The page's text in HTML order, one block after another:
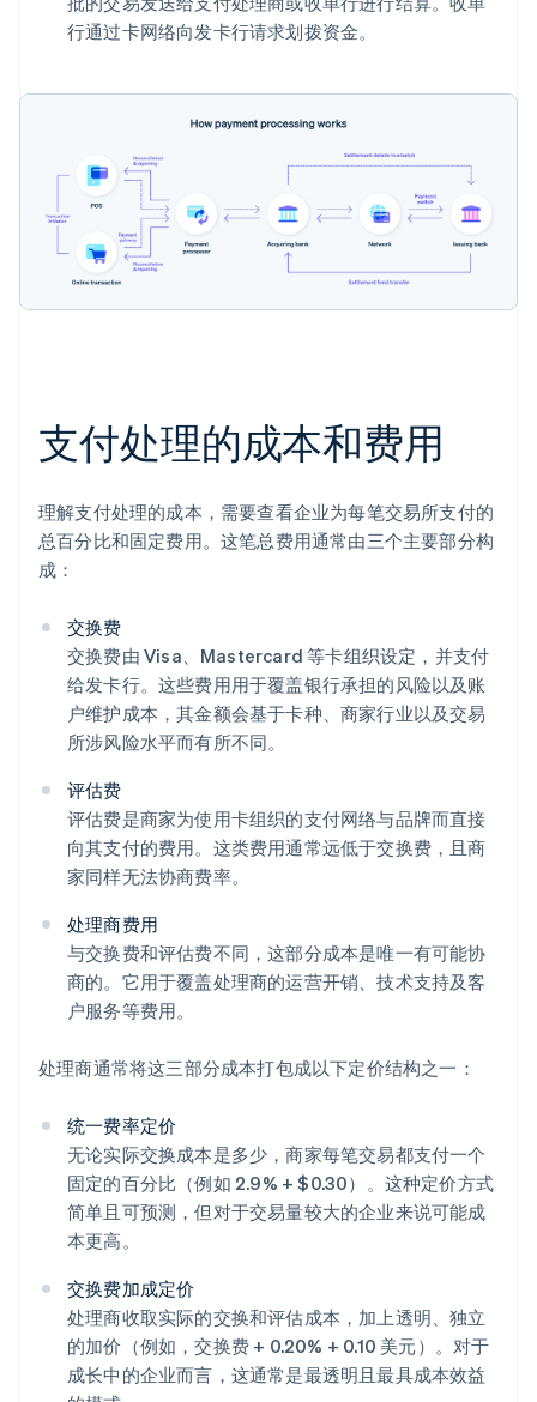
行通过卡网络向发卡行请求划拨资金。
支付处理的成本和费用
理解支付处理的成本，需要查看企业为每笔交易所支付的
总百分比和固定费用。这笔总费用通常由三个主要部分构
成：
交换费
交换费由 Visa、Mastercard 等卡组织设定，并支付
给发卡行。这些费用用于覆盖银行承担的风险以及账
户维护成本，其金额会基于卡种、商家行业以及交易
所涉风险水平而有所不同。
评估费
评估费是商家为使用卡组织的支付网络与品牌而直接
向其支付的费用。这类费用通常远低于交换费，且商
家同样无法协商费率。
处理商费用
与交换费和评估费不同，这部分成本是唯一有可能协
商的。它用于覆盖处理商的运营开销、技术支持及客
户服务等费用。
处理商通常将这三部分成本打包成以下定价结构之一：
统一费率定价
无论实际交换成本是多少，商家每笔交易都支付一个
固定的百分比（例如 2.9% + $0.30）。这种定价方式
简单且可预测，但对于交易量较大的企业来说可能成
本更高。
交换费加成定价
处理商收取实际的交换和评估成本，加上透明、独立
的加价（例如，交换费 + 0.20% + 0.10 美元）。对于
成长中的企业而言，这通常是最透明且最具成本效益